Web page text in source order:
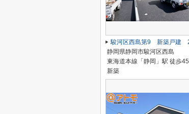
駿河区西島第9 新築戸建
静岡県静岡市駿河区西島
東海道本線「静岡」駅 徒歩
新築